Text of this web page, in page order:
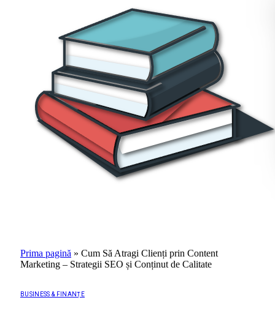
Prima pagină » Cum Să Atragi Clienți prin Content
Marketing – Strategii SEO și Conținut de Calitate
BUSINESS & FINANȚE